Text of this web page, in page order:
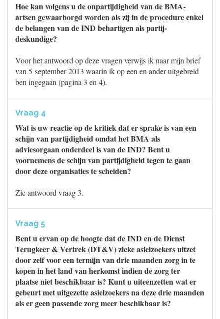
Hoe kan volgens u de onpartijdigheid van de BMA-
artsen gewaarborgd worden als zij in de procedure enkel
de belangen van de IND behartigen als partij-
deskundige?
Voor het antwoord op deze vragen verwijs ik naar mijn brief
van 5 september 2013 waarin ik op een en ander uitgebreid
ben ingegaan (pagina 3 en 4).
Vraag 4
Wat is uw reactie op de kritiek dat er sprake is van een
schijn van partijdigheid omdat het BMA als
adviesorgaan onderdeel is van de IND? Bent u
voornemens de schijn van partijdigheid tegen te gaan
door deze organisaties te scheiden?
Zie antwoord vraag 3.
Vraag 5
Bent u ervan op de hoogte dat de IND en de Dienst
Terugkeer & Vertrek (DT&V) zieke asielzoekers uitzet
door zelf voor een termijn van drie maanden zorg in te
kopen in het land van herkomst indien de zorg ter
plaatse niet beschikbaar is? Kunt u uiteenzetten wat er
gebeurt met uitgezette asielzoekers na deze drie maanden
als er geen passende zorg meer beschikbaar is?